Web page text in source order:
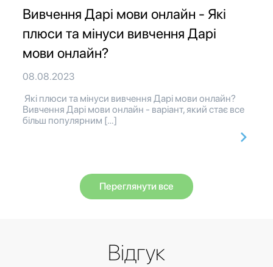
Вивчення Дарі мови онлайн - Які
плюси та мінуси вивчення Дарі
мови онлайн?
08.08.2023
Які плюси та мінуси вивчення Дарі мови онлайн?
Вивчення Дарі мови онлайн - варіант, який стає все
більш популярним […]
Переглянути все
Відгук